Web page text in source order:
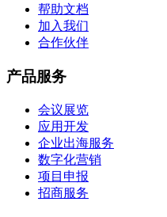
帮助文档
加入我们
合作伙伴
产品服务
会议展览
应用开发
企业出海服务
数字化营销
项目申报
招商服务